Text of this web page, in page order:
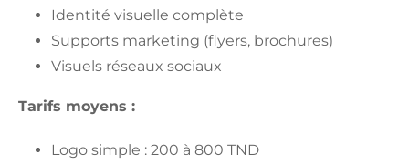
Identité visuelle complète
Supports marketing (flyers, brochures)
Visuels réseaux sociaux
Tarifs moyens :
Logo simple : 200 à 800 TND